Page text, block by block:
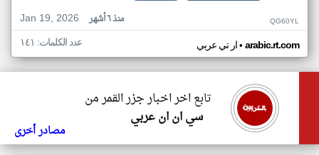
Jan 19, 2026
منذ ٦ أشهر QG60YL
ار تي عربي• arabic.rt.com عدد الكلمات: ١٤١
تابع اخر اخبار جزر القمر من
سي ان ان عربي
مصادر أخرى